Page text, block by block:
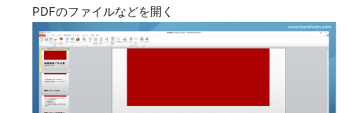
PDFのファイルなどを開く